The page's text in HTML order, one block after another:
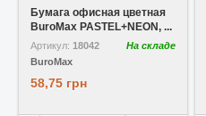
Бумага офисная цветная
BuroMax PASTEL+NEON, ...
Артикул: 18042
На складе
BuroMax
58,75 грн